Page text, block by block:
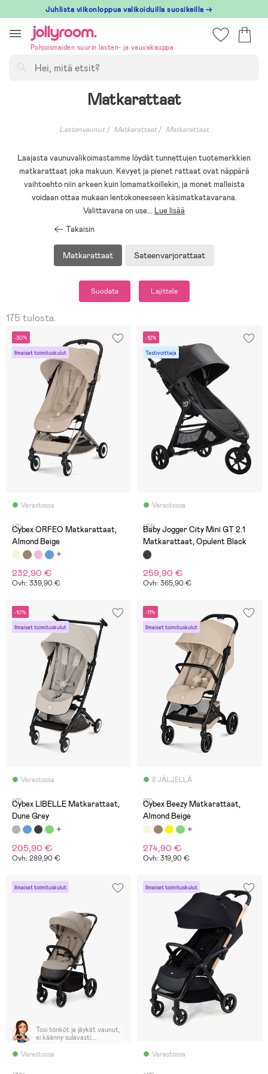
till
innehållet
Juhlista viikonloppua valikoiduilla suosikeilla →
Pohjoismaiden suurin lasten- ja vauvakauppa
Matkarattaat
Lastenvaunut Matkarattaat Matkarattaat
Laajasta vaunuvalikoimastamme löydät tunnettujen tuotemerkkien
matkarattaat joka makuun. Kevyet ja pienet rattaat ovat näppärä
vaihtoehto niin arkeen kuin lomamatkoillekin, ja monet malleista
voidaan ottaa mukaan lentokoneeseen käsimatkatavarana.
Valittavana on use... Lue lisää
Takaisin
Matkarattaat Sateenvarjorattaat
Suodata Lajittele
175 tulosta.
-30%
Ilmaiset toimituskulut
Varastossa
(0)
Cybex ORFEO Matkarattaat,
Almond Beige
232,90 €
Ovh: 339,90 €
-12%
Testivoittaja
Varastossa
(61)
Baby Jogger City Mini GT 2.1
Matkarattaat, Opulent Black
259,90 €
Ovh: 365,90 €
-10%
Ilmaiset toimituskulut
Varastossa
(0)
Cybex LIBELLE Matkarattaat,
Dune Grey
205,90 €
Ovh: 289,90 €
-11%
Ilmaiset toimituskulut
8 JÄLJELLÄ
(0)
Cybex Beezy Matkarattaat,
Almond Beige
274,90 €
Ovh: 319,90 €
Ilmaiset toimituskulut
Varastossa
Tosi tönköt ja jäykät vaunut,
ei käänny sulavasti.
itsestään välillä päälle, ja
Ilmaiset toimituskulut
Varastossa